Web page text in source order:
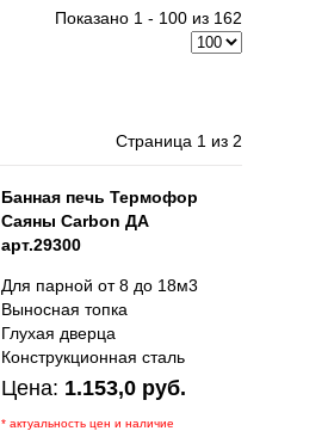
Показано 1 - 100 из 162
Страница 1 из 2
Банная печь Термофор
Саяны Carbon ДА
арт.29300
Для парной от 8 до 18м3
Выносная топка
Глухая дверца
Конструкционная сталь
Цена: 1.153,0 руб.
* актуальность цен и наличие